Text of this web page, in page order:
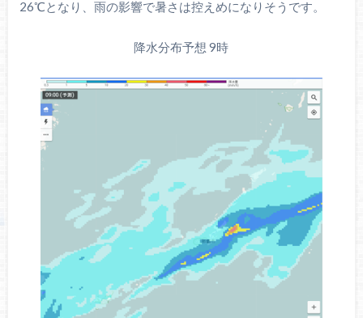
26℃となり、雨の影響で暑さは控えめになりそうです。
降水分布予想 9時